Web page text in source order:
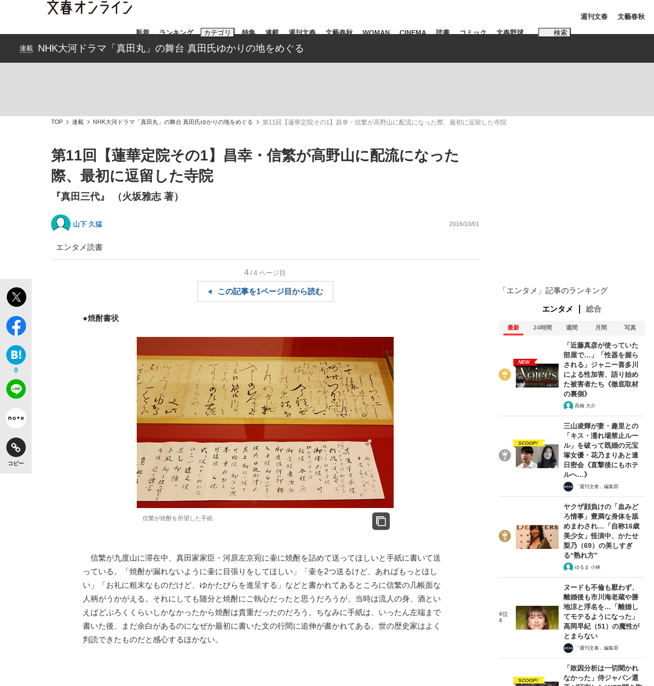
新着 ランキング カテゴリ
「90%は失敗する。でも…」本田圭佑が初めて明かした日本代表監督に...
「敗因分析は一切聞かれなかった」侍ジャパン選手が証言した“NPB聞... 「クマが悪者扱いされているのが悲しい」『北の国から』倉本聰氏（91...
「目標達成できなかったからと言って…」サッカー日本代表・森保一監督...
もっと見る
特集
終戦から81年
もっと見る
連載 週刊文春 文藝春秋 WOMAN CINEMA 読書 コミック 文春野球 検索
#藤田晋 #三山凌輝 #高市早苗 #後藤真希 #森岡毅 #城彰二 #内田有紀
#松田聖子
週刊文春 文藝春秋
連載 NHK大河ドラマ「真田丸」の舞台 真田氏ゆかりの地をめぐる
TOP 連載 NHK大河ドラマ「真田丸」の舞台 真田氏ゆかりの地をめぐる 第11回【蓮華定院その1】昌幸・信繁が高野山に配流になった際、最初に逗留した寺院
第11回【蓮華定院その1】昌幸・信繁が高野山に配流になった
際、最初に逗留した寺院
『真田三代』 （火坂雅志 著）
山下 久猛 2016/10/01
エンタメ読書
0
コピー
4/4ページ目
この記事を1ページ目から読む
●焼酎書状
信繁が焼酎を所望した手紙
信繁が九度山に滞在中、真田家家臣・河原左京宛に壷に焼酎を詰めて送ってほしいと手紙に書いて送
っている。「焼酎が漏れないように壷に目張りをしてほしい」「壷を2つ送るけど、あればもっとほし
い」「お礼に粗末なものだけど、ゆかたびらを進呈する」などと書かれてあるところに信繁の几帳面な
人柄がうかがえる。それにしても随分と焼酎にご執心だったと思うだろうが、当時は流人の身、酒とい
えばどぶろくくらいしかなかったから焼酎は貴重だったのだろう。ちなみに手紙は、いったん左端まで
書いた後、まだ余白があるのになぜか最初に書いた文の行間に追伸が書かれてある。世の歴史家はよく
判読できたものだと感心するほかない。
「エンタメ」記事のランキング
エンタメ 総合
最新 24時間 週間 月間 写真
NEW
「近藤真彦が使っていた
部屋で…」「性器を握ら
される」ジャニー喜多川
による性加害、語り始め
た被害者たち《徹底取材
の裏側》
髙橋 大介
SCOOP!
三山凌輝が妻・趣里との
「キス・濡れ場禁止ルー
ル」を破って既婚の元宝
塚女優・花乃まりあと連
日密会《直撃後にもホテ
ルへ…》
「週刊文春」編集部
ヤクザ顔負けの「血みど
ろ情事」豊満な身体を舐
めまわされ…「自称16歳
美少女」怪演中、かたせ
梨乃（69）の美しすぎ
る“熟れ方”
ゆるま 小林
4位
4
ヌードも不倫も厭わず、
離婚後も市川海老蔵や勝
地涼と浮名を…「離婚し
てモテるようになった」
高岡早紀（51）の魔性が
とまらない
「週刊文春」編集部
SCOOP!
「敗因分析は一切聞かれ
なかった」侍ジャパン選